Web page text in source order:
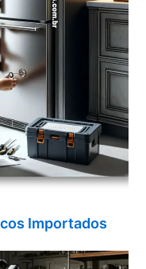
Importados